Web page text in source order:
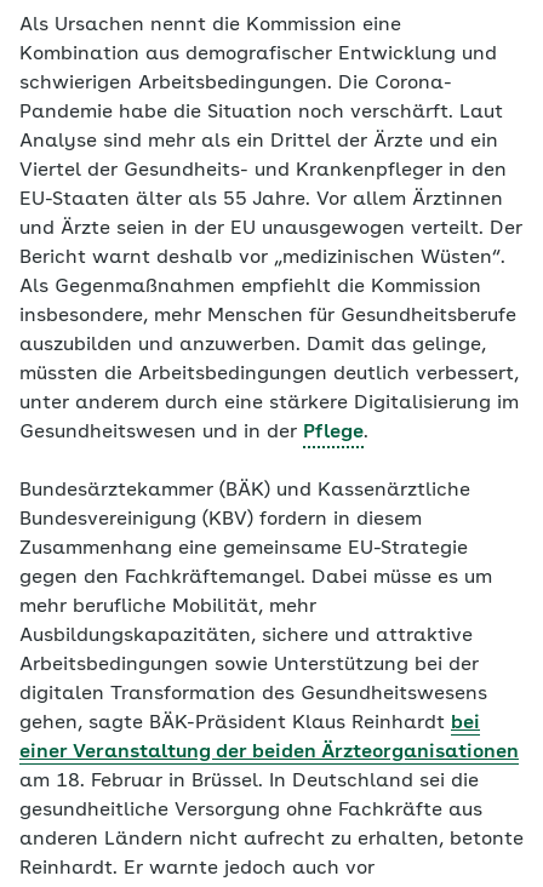
Als Ursachen nennt die Kommission eine
Kombination aus demografischer Entwicklung und
schwierigen Arbeitsbedingungen. Die Corona-
Pandemie habe die Situation noch verschärft. Laut
Analyse sind mehr als ein Drittel der Ärzte und ein
Viertel der Gesundheits- und Krankenpfleger in den
EU-Staaten älter als 55 Jahre. Vor allem Ärztinnen
und Ärzte seien in der EU unausgewogen verteilt. Der
Bericht warnt deshalb vor „medizinischen Wüsten“.
Als Gegenmaßnahmen empfiehlt die Kommission
insbesondere, mehr Menschen für Gesundheitsberufe
auszubilden und anzuwerben. Damit das gelinge,
müssten die Arbeitsbedingungen deutlich verbessert,
unter anderem durch eine stärkere Digitalisierung im
Gesundheitswesen und in der Pflege.
Bundesärztekammer (BÄK) und Kassenärztliche
Bundesvereinigung (KBV) fordern in diesem
Zusammenhang eine gemeinsame EU-Strategie
gegen den Fachkräftemangel. Dabei müsse es um
mehr berufliche Mobilität, mehr
Ausbildungskapazitäten, sichere und attraktive
Arbeitsbedingungen sowie Unterstützung bei der
digitalen Transformation des Gesundheitswesens
gehen, sagte BÄK-Präsident Klaus Reinhardt bei
einer Veranstaltung der beiden Ärzteorganisationen
am 18. Februar in Brüssel. In Deutschland sei die
gesundheitliche Versorgung ohne Fachkräfte aus
anderen Ländern nicht aufrecht zu erhalten, betonte
Reinhardt. Er warnte jedoch auch vor